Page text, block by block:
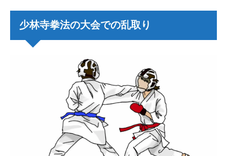
少林寺拳法の大会での乱取り